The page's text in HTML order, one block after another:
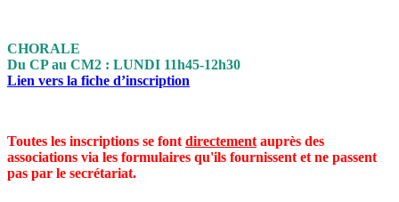
CHORALE
Du CP au CM2 : LUNDI 11h45-12h30
Lien vers la fiche d’inscription
Toutes les inscriptions se font directement auprès des
associations via les formulaires qu'ils fournissent et ne passent
pas par le secrétariat.